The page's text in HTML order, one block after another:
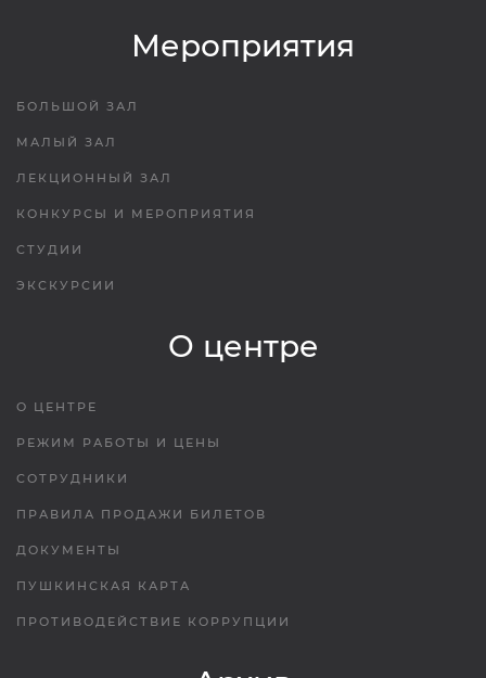
Мероприятия
БОЛЬШОЙ ЗАЛ
МАЛЫЙ ЗАЛ
ЛЕКЦИОННЫЙ ЗАЛ
КОНКУРСЫ И МЕРОПРИЯТИЯ
СТУДИИ
ЭКСКУРСИИ
О центре
О ЦЕНТРЕ
РЕЖИМ РАБОТЫ И ЦЕНЫ
СОТРУДНИКИ
ПРАВИЛА ПРОДАЖИ БИЛЕТОВ
ДОКУМЕНТЫ
ПУШКИНСКАЯ КАРТА
ПРОТИВОДЕЙСТВИЕ КОРРУПЦИИ